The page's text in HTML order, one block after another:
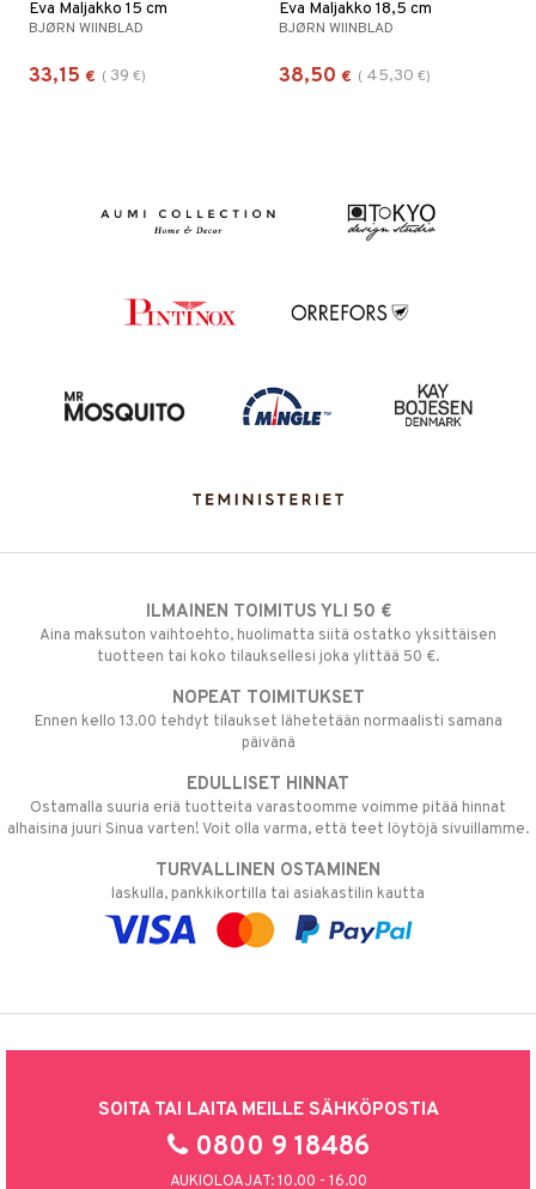
Eva Maljakko 15 cm
BJØRN WIINBLAD
33,15 € ( 39 €)
Eva Maljakko 18,5 cm
BJØRN WIINBLAD
38,50 € ( 45,30 €)
ILMAINEN TOIMITUS YLI 50 €
Aina maksuton vaihtoehto, huolimatta siitä ostatko yksittäisen
tuotteen tai koko tilauksellesi joka ylittää 50 €.
NOPEAT TOIMITUKSET
Ennen kello 13.00 tehdyt tilaukset lähetetään normaalisti samana
päivänä
EDULLISET HINNAT
Ostamalla suuria eriä tuotteita varastoomme voimme pitää hinnat
alhaisina juuri Sinua varten! Voit olla varma, että teet löytöjä sivuillamme.
TURVALLINEN OSTAMINEN
laskulla, pankkikortilla tai asiakastilin kautta
SOITA TAI LAITA MEILLE SÄHKÖPOSTIA
0800 9 18486
AUKIOLOAJAT: 10.00 - 16.00